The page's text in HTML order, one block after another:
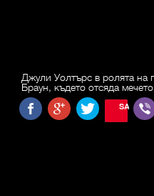
Джули Уолтърс в ролята на
Браун, където отсяда
SAVE